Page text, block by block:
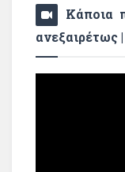
Κάποια
ανεξαιρέτως